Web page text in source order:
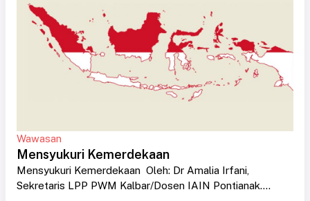
Wawasan
Mensyukuri Kemerdekaan
Mensyukuri Kemerdekaan Oleh: Dr Amalia Irfani,
Sekretaris LPP PWM Kalbar/Dosen IAIN Pontianak....